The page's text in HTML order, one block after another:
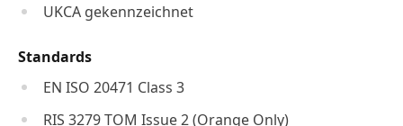
UKCA gekennzeichnet
Standards
EN ISO 20471 Class 3
RIS 3279 TOM Issue 2 (Orange Only)